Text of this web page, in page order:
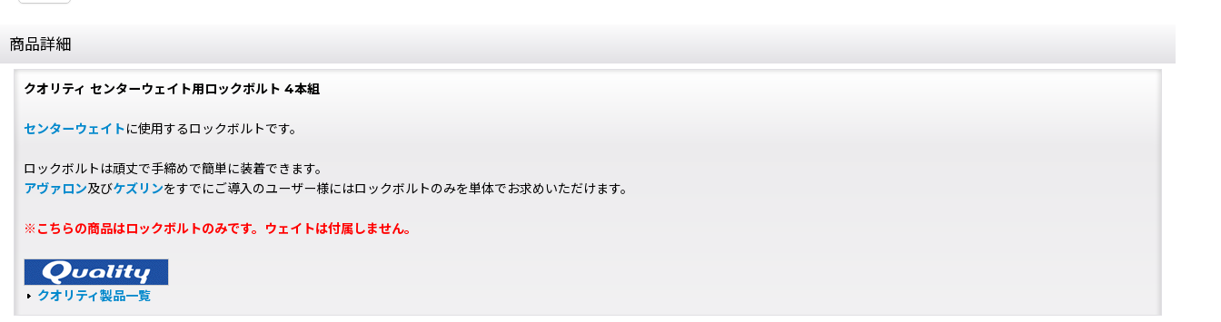
商品詳細
クオリティ センターウェイト用ロックボルト 4本組
センターウェイトに使用するロックボルトです。
ロックボルトは頑丈で手締めで簡単に装着できます。
アヴァロン及びケズリンをすでにご導入のユーザー様にはロックボルトのみを単体でお求めいただけます。
※こちらの商品はロックボルトのみです。ウェイトは付属しません。
クオリティ製品一覧